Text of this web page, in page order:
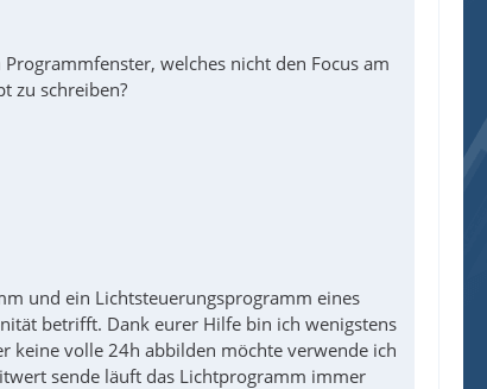
welches nicht den Focus am
zu schreiben?
und ein Lichtsteuerungsprogramm eines
betrifft. Dank eurer Hilfe bin ich wenigstens
keine volle 24h abbilden möchte verwende ich
sende läuft das Lichtprogramm immer